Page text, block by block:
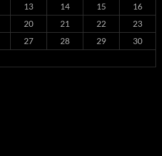
13 14 15
16
20 21 22
23
27 28 29
30